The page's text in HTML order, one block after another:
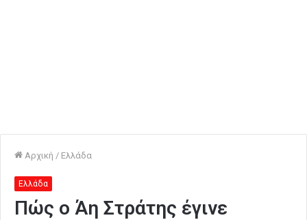
Αρχική / Ελλάδα
Ελλάδα
Πώς ο Άη Στράτης έγινε